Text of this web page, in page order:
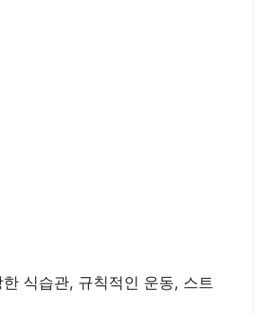
식습관, 규칙적인 운동, 스트